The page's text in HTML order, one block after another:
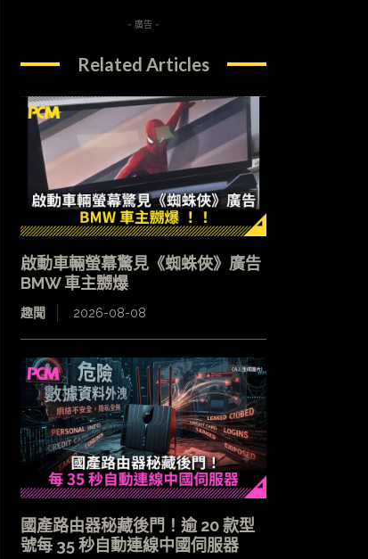
- 廣告 -
Related Articles
啟動車輛螢幕驚見《蜘蛛俠》廣告
BMW 車主嬲爆
趣聞 2026-08-08
國產路由器秘藏後門！逾 20 款型
號每 35 秒自動連線中國伺服器